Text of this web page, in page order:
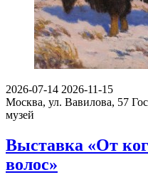
2026-07-14 2026-11-15
Москва, ул. Вавилова, 57
музей
Выставка «От
волос»